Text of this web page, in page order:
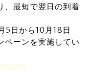
、最短で翌日の到着
5日から10月18日
ペーンを実施してい